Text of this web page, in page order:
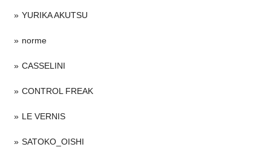
YURIKA AKUTSU
norme
CASSELINI
CONTROL FREAK
LE VERNIS
SATOKO_OISHI